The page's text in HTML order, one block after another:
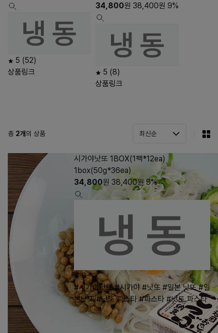
5 (52)
상품링크
34,800원 38,400원 9%
5 (8)
상품링크
총 2개의 상품
시가야낫또 1BOX(1팩*12ea)
1box(50g*36ea)
34,800원 38,400원 9%
8
#시가야낫또 #시가야 #낫또 #일본 낫또 #일
본낫또 #낫또 파스타 #파스타 #낫토 파스타